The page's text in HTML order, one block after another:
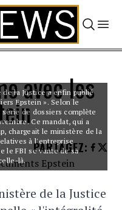
avec les
PARTAGEZ:
de la Justice a enfin publié
Epstein ». Selon le
de dossiers complète
Ce mandat, qui a
chargeait le ministère de la
à l'entreprise
le FBI se vante de sa
là.
de la Justice